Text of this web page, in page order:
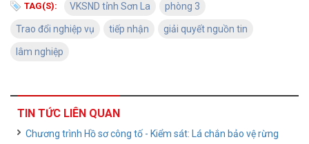
TAG(S): VKSND tỉnh Sơn La phòng 3
Trao đổi nghiệp vụ tiếp nhận giải quyết nguồn tin
lâm nghiệp
TIN TỨC LIÊN QUAN
Chương trình Hồ sơ công tố - Kiểm sát: Lá chắn bảo vệ rừng